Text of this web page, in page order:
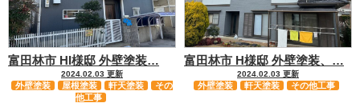
富田林市 HI様邸 外壁塗装…
2024.02.03 更新
外壁塗装 屋根塗装 軒天塗装
その
他工事
富田林市 H様邸 外壁塗装、…
2024.02.03 更新
外壁塗装 軒天塗装 その他工事